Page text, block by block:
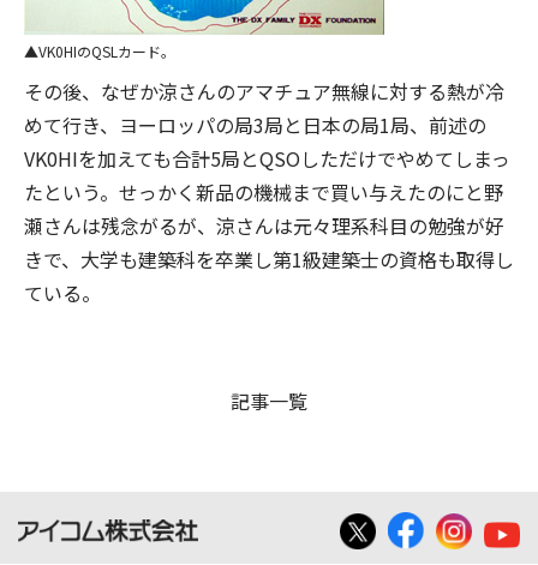
VK0HIのQSLカード。
その後、なぜか涼さんのアマチュア無線に対する熱が冷
めて行き、ヨーロッパの局3局と日本の局1局、前述の
VK0HIを加えても合計5局とQSOしただけでやめてしまっ
たという。せっかく新品の機械まで買い与えたのにと野
瀬さんは残念がるが、涼さんは元々理系科目の勉強が好
きで、大学も建築科を卒業し第1級建築士の資格も取得し
ている。
記事一覧